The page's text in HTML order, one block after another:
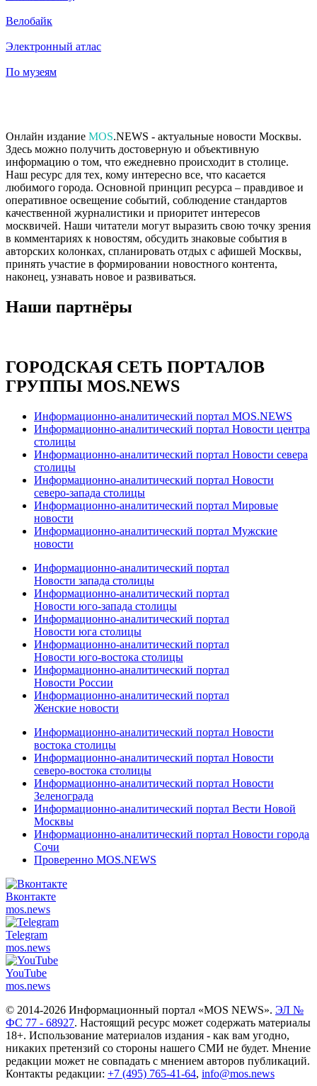
Велобайк
Электронный атлас
По музеям
Онлайн издание MOS.NEWS - актуальные новости Москвы.
Здесь можно получить достоверную и объективную
информацию о том, что ежедневно происходит в столице.
Наш ресурс для тех, кому интересно все, что касается
любимого города. Основной принцип ресурса – правдивое и
оперативное освещение событий, соблюдение стандартов
качественной журналистики и приоритет интересов
москвичей. Наши читатели могут выразить свою точку зрения
в комментариях к новостям, обсудить знаковые события в
авторских колонках, спланировать отдых с афишей Москвы,
принять участие в формировании новостного контента,
наконец, узнавать новое и развиваться.
Наши партнёры
ГОРОДСКАЯ СЕТЬ ПОРТАЛОВ
ГРУППЫ MOS.NEWS
Информационно-аналитический портал MOS.NEWS
Информационно-аналитический портал Новости центра
столицы
Информационно-аналитический портал Новости севера
столицы
Информационно-аналитический портал Новости
северо-запада столицы
Информационно-аналитический портал Мировые
новости
Информационно-аналитический портал Мужские
новости
Информационно-аналитический портал
Новости запада столицы
Информационно-аналитический портал
Новости юго-запада столицы
Информационно-аналитический портал
Новости юга столицы
Информационно-аналитический портал
Новости юго-востока столицы
Информационно-аналитический портал
Новости России
Информационно-аналитический портал
Женские новости
Информационно-аналитический портал Новости
востока столицы
Информационно-аналитический портал Новости
северо-востока столицы
Информационно-аналитический портал Новости
Зеленограда
Информационно-аналитический портал Вести Новой
Москвы
Информационно-аналитический портал Новости города
Сочи
Проверенно MOS.NEWS
Вконтакте
mos.news
Telegram
mos.news
YouTube
mos.news
© 2014-2026 Информационный портал «MOS NEWS». ЭЛ №
ФС 77 - 68927. Настоящий ресурс может содержать материалы
18+. Использование материалов издания - как вам угодно,
никаких претензий со стороны нашего СМИ не будет. Мнение
редакции может не совпадать с мнением авторов публикаций.
Контакты редакции: +7 (495) 765-41-64, info@mos.news